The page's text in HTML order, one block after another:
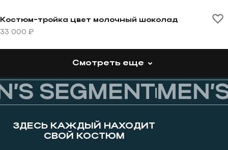
Перейти к товару Костюм-тройка цвет молочный
Костюм-тройка цвет молочный шоколад
33 000 ₽
Смотреть еще
SEGMENTMEN’S
ЗДЕСЬ КАЖДЫЙ НАХОДИТ
СВОЙ КОСТЮМ